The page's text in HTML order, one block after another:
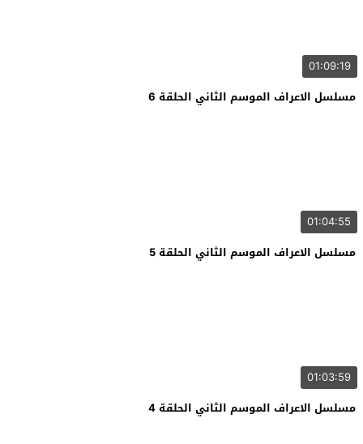
01:09:19
مسلسل الاعراف الموسم الثاني الحلقة 6
01:04:55
مسلسل الاعراف الموسم الثاني الحلقة 5
01:03:59
مسلسل الاعراف الموسم الثاني الحلقة 4